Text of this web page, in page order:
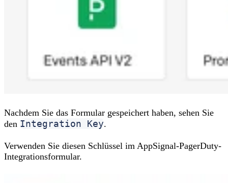
Nachdem Sie das Formular gespeichert haben, sehen Sie
den Integration Key.
Verwenden Sie diesen Schlüssel im AppSignal-PagerDuty-
Integrationsformular.